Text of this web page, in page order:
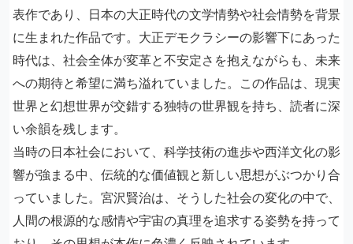
表作であり、日本の大正時代の文学情勢や社会情勢を背景
に生まれた作品です。大正デモクラシーの影響下にあった
時代は、社会全体が変革と不安定さを抱えながらも、未来
への期待と希望に満ち溢れていました。この作品は、現実
世界と幻想世界が交錯する独特の世界観を持ち、読者に深
い余韻を残します。
当時の日本社会において、科学技術の進歩や西洋文化の影
響が強まる中、伝統的な価値観と新しい思想がぶつかり合
っていました。宮沢賢治は、そうした社会の変化の中で、
人間の根源的な感情や宇宙の真理を追求する姿勢を持って